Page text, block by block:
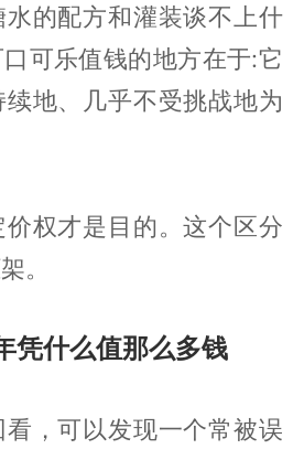
的配方和灌装谈不上什
可乐值钱的地方在于:它
地、几乎不受挑战地为
权才是目的。这个区分
。
凭什么值那么多钱
，可以发现一个常被误